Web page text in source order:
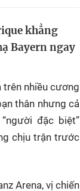
khẳng
Bayern ngay
trên nhiều cương
thân nhưng cả
đặc biệt”
chịu trận trước
Arena, vị chiến